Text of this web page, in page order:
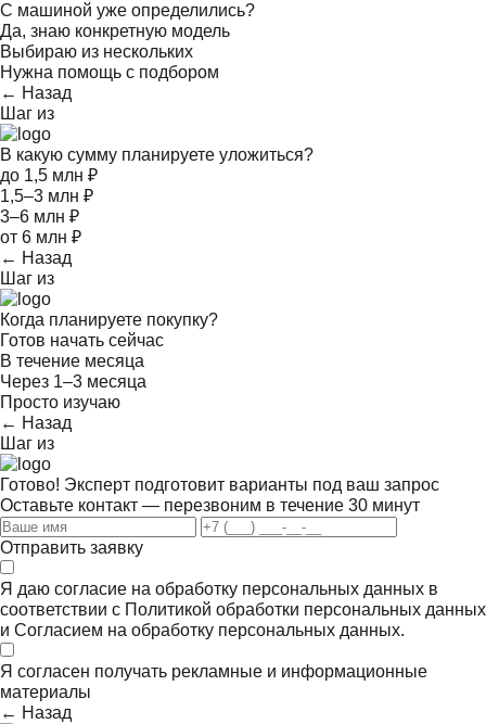
С машиной уже определились?
Да, знаю конкретную модель
Выбираю из нескольких
Нужна помощь с подбором
← Назад
Шаг из
В какую сумму планируете уложиться?
до 1,5 млн ₽
1,5–3 млн ₽
3–6 млн ₽
от 6 млн ₽
← Назад
Шаг из
Когда планируете покупку?
Готов начать сейчас
В течение месяца
Через 1–3 месяца
Просто изучаю
← Назад
Шаг из
Готово! Эксперт подготовит варианты под ваш запрос
Оставьте контакт — перезвоним в течение 30 минут
Отправить заявку
Я даю согласие на обработку персональных данных в
соответствии с Политикой обработки персональных данных
и Согласием на обработку персональных данных.
Я согласен получать рекламные и информационные
материалы
← Назад